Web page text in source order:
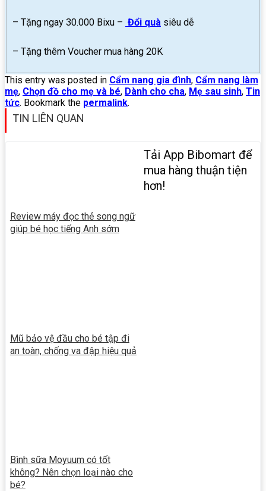
– Tặng ngay 30.000 Bixu – Đổi quà siêu dễ
– Tặng thêm Voucher mua hàng 20K
This entry was posted in Cẩm nang gia đình, Cẩm nang làm
mẹ, Chọn đồ cho mẹ và bé, Dành cho cha, Mẹ sau sinh, Tin
tức. Bookmark the permalink.
TIN LIÊN QUAN
Review máy đọc thẻ song ngữ
giúp bé học tiếng Anh sớm
Mũ bảo vệ đầu cho bé tập đi
an toàn, chống va đập hiệu quả
Bình sữa Moyuum có tốt
không? Nên chọn loại nào cho
bé?
Tải App Bibomart để
mua hàng thuận tiện
hơn!